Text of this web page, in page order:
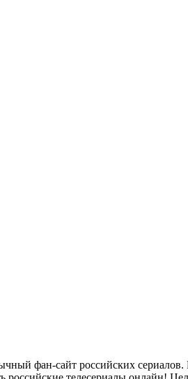
фан-сайт российских сериалов.